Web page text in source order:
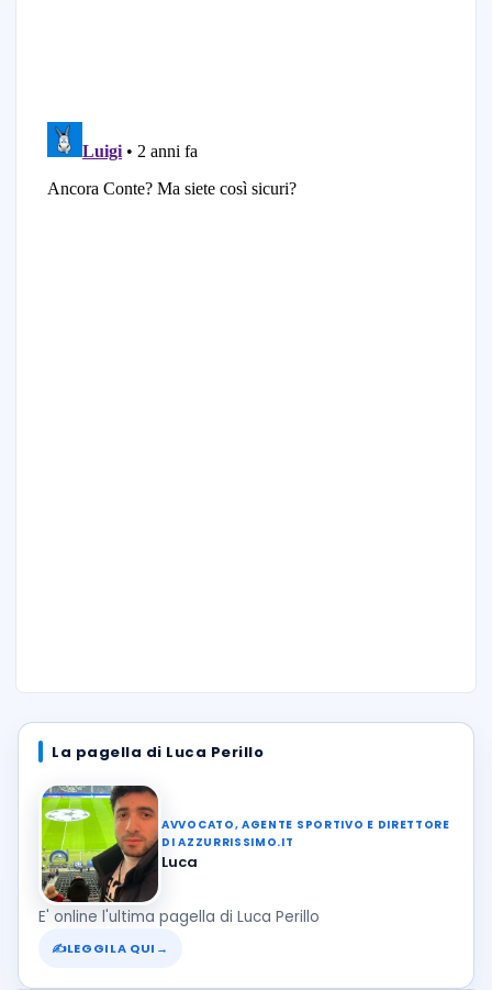
La pagella di Luca Perillo
AVVOCATO, AGENTE SPORTIVO E DIRETTORE
DI AZZURRISSIMO.IT
Luca
E' online l'ultima pagella di Luca Perillo
✍LEGGILA QUI →